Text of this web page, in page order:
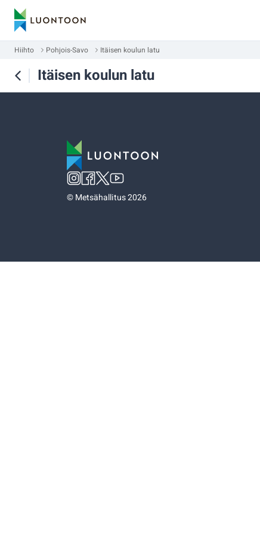
Hiihto Pohjois-Savo Itäisen koulun latu
Itäisen koulun latu
©Metsähallitus 2026